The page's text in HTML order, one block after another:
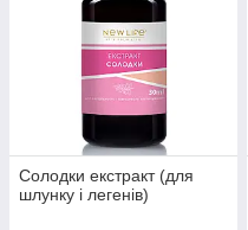
Солодки екстракт (для
шлунку і легенів)